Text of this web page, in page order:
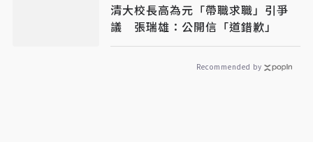
清大校長高為元「帶職求職」引爭
議 張瑞雄：公開信「道錯歉」
Recommended by